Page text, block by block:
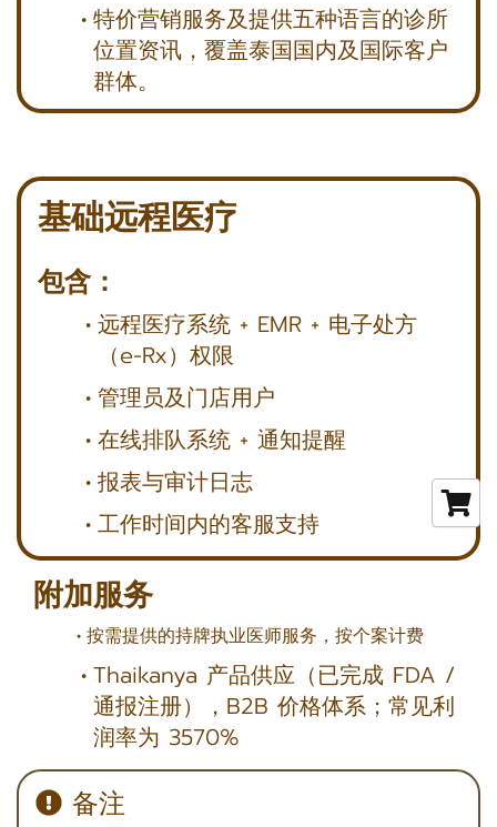
特价营销服务及提供五种语言的诊所
位置资讯，覆盖泰国国内及国际客户
群体。
基础远程医疗
包含：
远程医疗系统 + EMR + 电子处方
（e-Rx）权限
管理员及门店用户
在线排队系统 + 通知提醒
报表与审计日志
工作时间内的客服支持
附加服务
按需提供的持牌执业医师服务，按个案计费
Thaikanya 产品供应（已完成 FDA /
通报注册），B2B 价格体系；常见利
润率为 3570%
备注